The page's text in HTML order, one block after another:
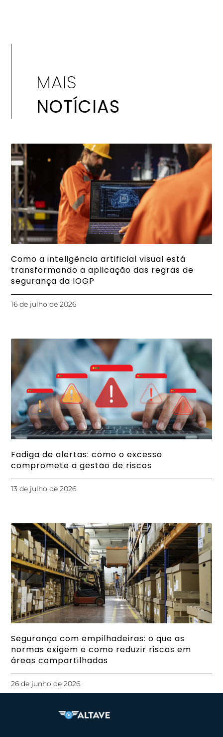
MAIS
NOTÍCIAS
Como a inteligência artificial visual está
transformando a aplicação das regras de
segurança da IOGP
16 de julho de 2026
Fadiga de alertas: como o excesso
compromete a gestão de riscos
13 de julho de 2026
Segurança com empilhadeiras: o que as
normas exigem e como reduzir riscos em
áreas compartilhadas
26 de junho de 2026